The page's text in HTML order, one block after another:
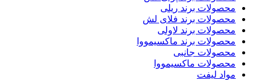
محصولات برند ریلی
محصولات برند فلای لش
محصولات برند لاولی
محصولات برند ماکسیمووا
محصولات جانبی
محصولات ماکسیمووا
مواد لیفت